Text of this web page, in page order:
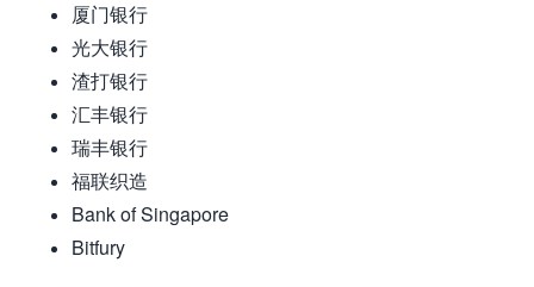
厦门银行
光大银行
渣打银行
汇丰银行
瑞丰银行
福联织造
Bank of Singapore
Bitfury